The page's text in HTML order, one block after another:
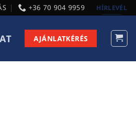
+36 70 904 9959 HÍRLEVÉL
AJÁNLATKÉRÉS